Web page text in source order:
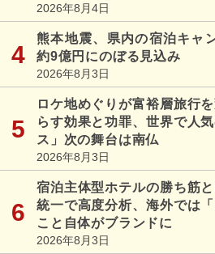
2026年8月4日
熊本地震、県内の宿泊キャ
約9億円にのぼる見込み
2026年8月3日
ロケ地めぐりが富裕層旅行
らす効果と功罪、世界で人
ス」次の舞台は南仏
2026年8月3日
宿泊主体型ホテルの勝ち筋
統一で高度分析、海外では
こと自体がブランドに
2026年8月3日